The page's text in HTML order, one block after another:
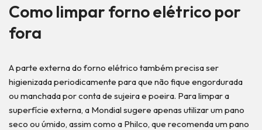
Como limpar forno elétrico por
fora
A parte externa do forno elétrico também precisa ser
higienizada periodicamente para que não fique engordurada
ou manchada por conta de sujeira e poeira. Para limpar a
superfície externa, a Mondial sugere apenas utilizar um pano
seco ou úmido, assim como a Philco, que recomenda um pano